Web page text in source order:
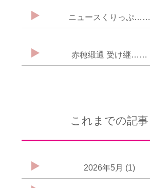
ニュースくりっぷ……
赤穂緞通 受け継……
これまでの記事
2026年5月 (1)